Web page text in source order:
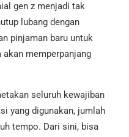
gen z menjadi tak
lubang dengan
pinjaman baru untuk
akan memperpanjang
seluruh kewajiban
yang digunakan, jumlah
tempo. Dari sini, bisa